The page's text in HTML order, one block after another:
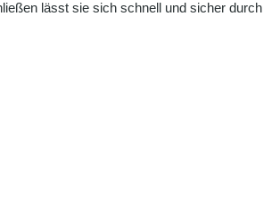
lässt sie sich schnell und sicher durch